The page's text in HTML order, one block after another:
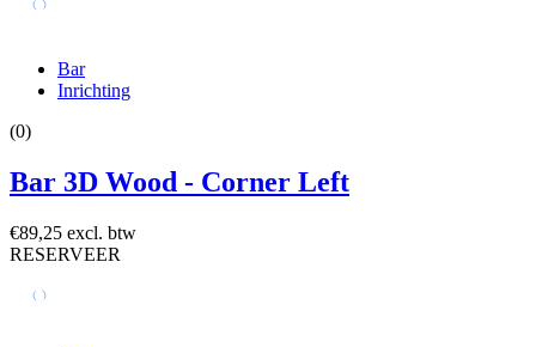
Bar
Inrichting
(0)
Bar 3D Wood - Corner Left
€89,25 excl. btw
RESERVEER